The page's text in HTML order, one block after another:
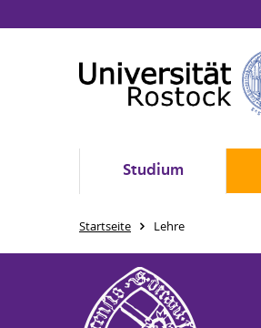
Studium
Startseite Lehre